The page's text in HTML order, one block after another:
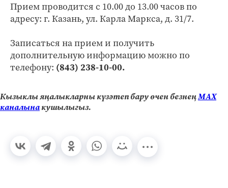
Прием проводится с 10.00 до 13.00 часов по
адресу: г. Казань, ул. Карла Маркса, д. 31/7.
Записаться на прием и получить
дополнительную информацию можно по
телефону: (843) 238-10-00.
Кызыклы яңалыкларны күзәтеп бару өчен безнеңМАХ
каналынакушылыгыз.